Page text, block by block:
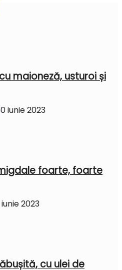
maioneză, usturoi și
iunie 2023
foarte, foarte
iunie 2023
cu ulei de